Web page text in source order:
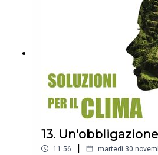
13.
11:56 | martedì 30